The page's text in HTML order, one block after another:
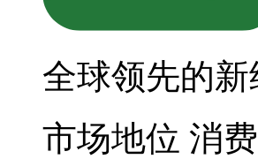
全球领先的
市场地位 消